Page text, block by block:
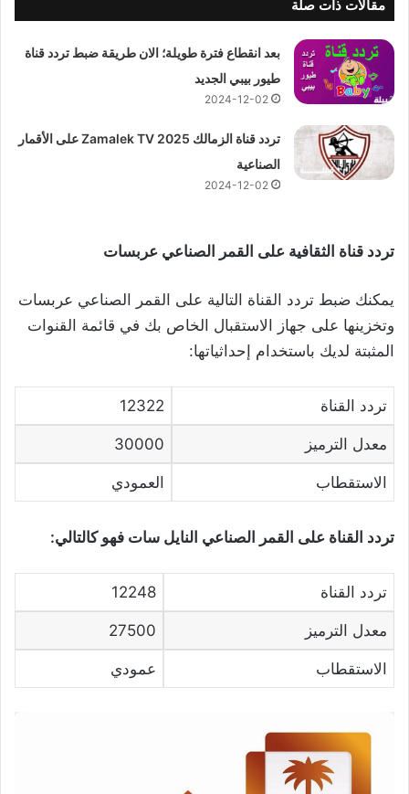
مقالات ذات صلة
بعد انقطاع فترة طويلة؛ الان طريقة ضبط تردد قناة
طيور بيبي الجديد
2024-12-02
تردد قناة الزمالك 2025 Zamalek TV على الأقمار
الصناعية
2024-12-02
تردد قناة الثقافية على القمر الصناعي عربسات
يمكنك ضبط تردد القناة التالية على القمر الصناعي عربسات
وتخزينها على جهاز الاستقبال الخاص بك في قائمة القنوات
المثبتة لديك باستخدام إحداثياتها:
تردد القناة 12322
معدل الترميز 30000
الاستقطاب العمودي
تردد القناة على القمر الصناعي النايل سات فهو كالتالي:
تردد القناة 12248
معدل الترميز 27500
الاستقطاب عمودي